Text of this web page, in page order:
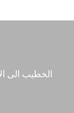
الخطيب الى